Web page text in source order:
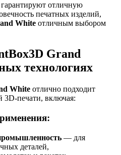
отличную
печатных изделий,
White отличным выбором
Grand
технологиях
White отлично подходит
3D-печати, включая:
— для
деталей,